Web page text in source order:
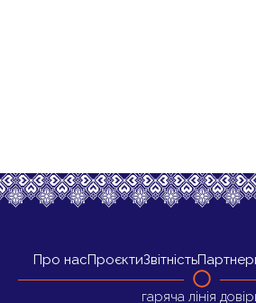
Про насПроєктиЗвітність
гаряча лінія